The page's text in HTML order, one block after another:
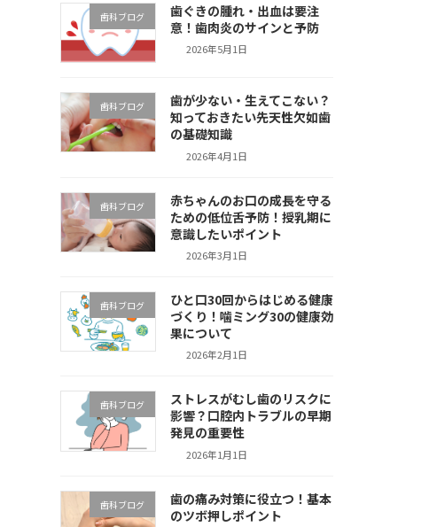
歯科ブログ
歯ぐきの腫れ・出血は要注
意！歯肉炎のサインと予防
2026年5月1日
歯科ブログ
歯が少ない・生えてこない？
知っておきたい先天性欠如歯
の基礎知識
2026年4月1日
歯科ブログ
赤ちゃんのお口の成長を守る
ための低位舌予防！授乳期に
意識したいポイント
2026年3月1日
歯科ブログ
ひと口30回からはじめる健康
づくり！噛ミング30の健康効
果について
2026年2月1日
歯科ブログ
ストレスがむし歯のリスクに
影響？口腔内トラブルの早期
発見の重要性
2026年1月1日
歯科ブログ
歯の痛み対策に役立つ！基本
のツボ押しポイント